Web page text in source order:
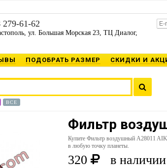
279-61-62
ул. Большая Морская 23, ТЦ Диалог,
ПОДОБРАТЬ РАЗМЕР СКИДКИ И
ВСЕ
Фильтр
Купите Фильтр воздушный A28011
в любую точку планеты.
320 в